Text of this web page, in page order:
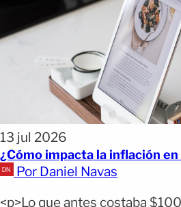
13 jul 2026
¿Cómo impacta la inflación
Por Daniel Navas
<p>Lo que antes costaba